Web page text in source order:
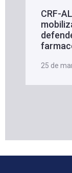
CRF-
25 de